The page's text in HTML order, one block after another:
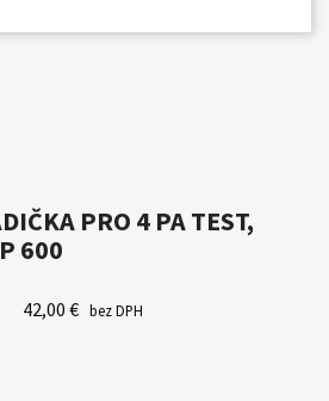
PRO 4 PA TEST,
600
42,00 € bez DPH